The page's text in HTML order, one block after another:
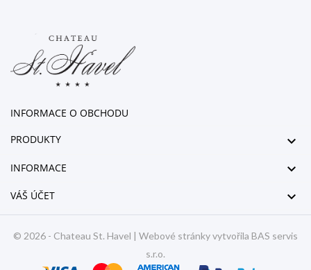
INFORMACE O OBCHODU
PRODUKTY

INFORMACE 
VÁŠ ÚČET 
© 2026 - Chateau St. Havel | Webové stránky vytvořila BAS servis
s.r.o.